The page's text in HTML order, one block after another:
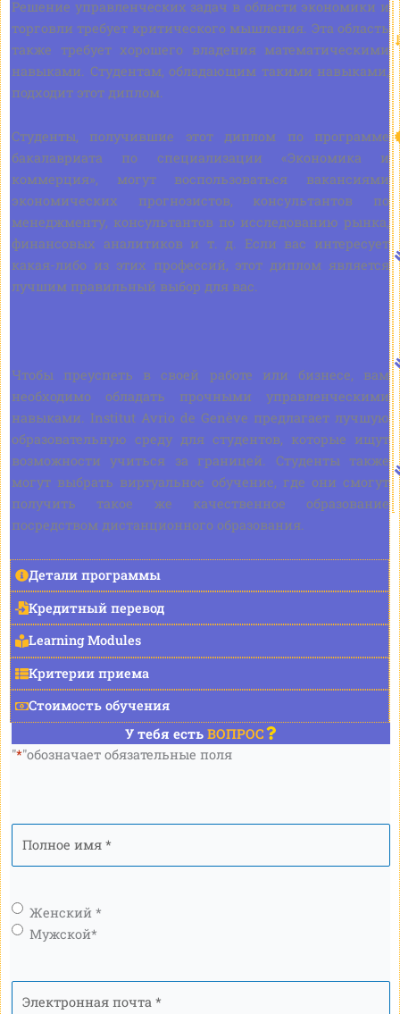
Детали программы
Кредитный перевод
Learning Modules
Критерии приема
Стоимость обучения
Решение управленческих задач в области экономики и
торговли требует критического мышления. Эта область
также требует хорошего владения математическими
навыками. Студентам, обладающим такими навыками,
подходит этот диплом.
Студенты, получившие этот диплом по программе
бакалавриата по специализации «Экономика и
коммерция», могут воспользоваться вакансиями
экономических прогнозистов, консультантов по
менеджменту, консультантов по исследованию рынка,
финансовых аналитиков и т. д. Если вас интересует
какая-либо из этих профессий, этот диплом является
лучшим правильный выбор для вас.
Чтобы преуспеть в своей работе или бизнесе, вам
необходимо обладать прочными управленческими
навыками. Institut Avrio de Genève предлагает лучшую
образовательную среду для студентов, которые ищут
возможности учиться за границей. Студенты также
могут выбрать виртуальное обучение, где они смогут
получить такое же качественное образование
посредством дистанционного образования.
У тебя есть ВОПРОС
"*"обозначает обязательные поля
имя*
Пол*
Женский *
Мужской*